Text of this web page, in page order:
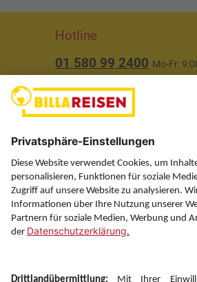
Hotline
01 580 99 2400 Mo-Fr:
Über uns
Service
Information
Folgen Sie uns auf